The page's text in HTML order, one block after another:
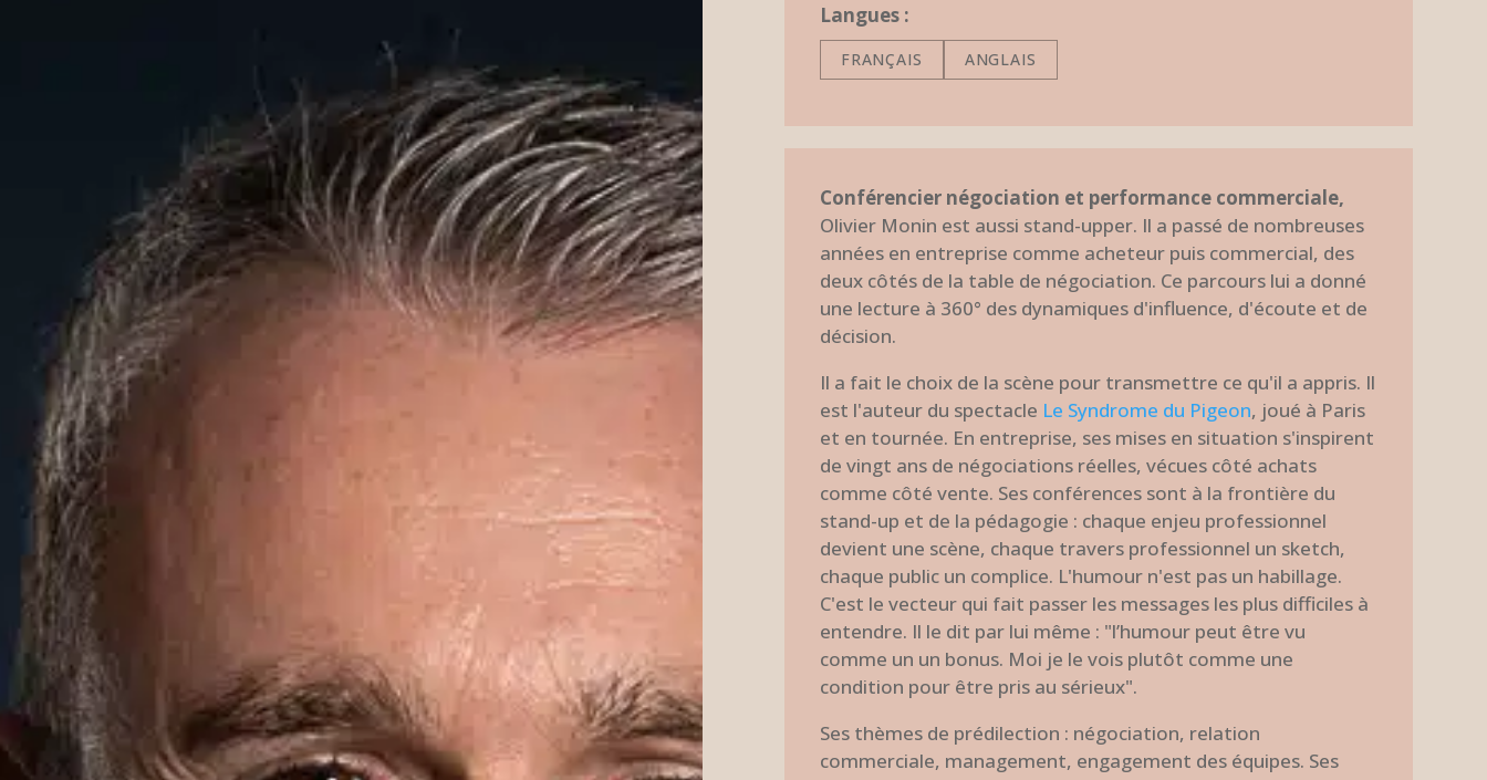
Langues :
FRANÇAIS ANGLAIS
Conférencier négociation et performance commerciale,
Olivier Monin est aussi stand-upper. Il a passé de nombreuses
années en entreprise comme acheteur puis commercial, des
deux côtés de la table de négociation. Ce parcours lui a donné
une lecture à 360° des dynamiques d'influence, d'écoute et de
décision.
Il a fait le choix de la scène pour transmettre ce qu'il a appris. Il
est l'auteur du spectacle Le Syndrome du Pigeon, joué à Paris
et en tournée. En entreprise, ses mises en situation s'inspirent
de vingt ans de négociations réelles, vécues côté achats
comme côté vente. Ses conférences sont à la frontière du
stand-up et de la pédagogie : chaque enjeu professionnel
devient une scène, chaque travers professionnel un sketch,
chaque public un complice. L'humour n'est pas un habillage.
C'est le vecteur qui fait passer les messages les plus difficiles à
entendre. Il le dit par lui même : "l’humour peut être vu
comme un un bonus. Moi je le vois plutôt comme une
condition pour être pris au sérieux".
Ses thèmes de prédilection : négociation, relation
commerciale, management, engagement des équipes. Ses